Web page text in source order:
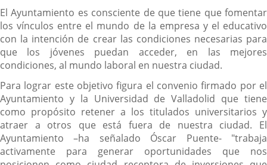
El Ayuntamiento es consciente de que tiene que fomentar
los vínculos entre el mundo de la empresa y el educativo
con la intención de crear las condiciones necesarias para
que los jóvenes puedan acceder, en las mejores
condiciones, al mundo laboral en nuestra ciudad.
Para lograr este objetivo figura el convenio firmado por el
Ayuntamiento y la Universidad de Valladolid que tiene
como propósito retener a los titulados universitarios y
atraer a otros que está fuera de nuestra ciudad. El
Ayuntamiento –ha señalado Óscar Puente- "trabaja
activamente para generar oportunidades que nos